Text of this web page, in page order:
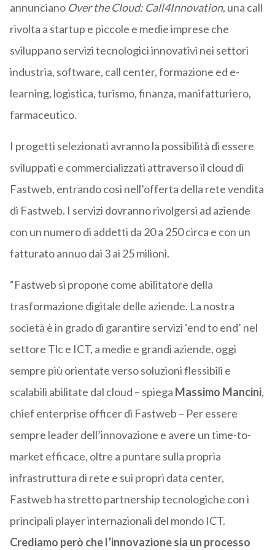
annunciano Over the Cloud: Call4Innovation, una call
rivolta a startup e piccole e medie imprese che
sviluppano servizi tecnologici innovativi nei settori
industria, software, call center, formazione ed e-
learning, logistica, turismo, finanza, manifatturiero,
farmaceutico.
I progetti selezionati avranno la possibilità di essere
sviluppati e commercializzati attraverso il cloud di
Fastweb, entrando così nell’offerta della rete vendita
di Fastweb. I servizi dovranno rivolgersi ad aziende
con un numero di addetti da 20 a 250 circa e con un
fatturato annuo dai 3 ai 25 milioni.
“Fastweb si propone come abilitatore della
trasformazione digitale delle aziende. La nostra
società è in grado di garantire servizi ‘end to end’ nel
settore Tlc e ICT, a medie e grandi aziende, oggi
sempre più orientate verso soluzioni flessibili e
scalabili abilitate dal cloud – spiega Massimo Mancini,
chief enterprise officer di Fastweb – Per essere
sempre leader dell’innovazione e avere un time-to-
market efficace, oltre a puntare sulla propria
infrastruttura di rete e sui propri data center,
Fastweb ha stretto partnership tecnologiche con i
principali player internazionali del mondo ICT.
Crediamo però che l’innovazione sia un processo